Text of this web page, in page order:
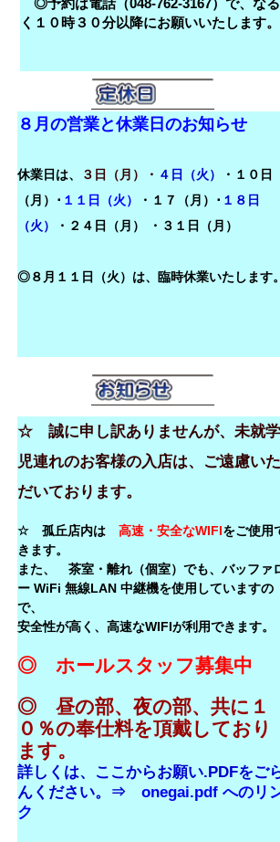
☆ 誠に申し訳ありませんが、未就学
児連れのお客様の入店は、ご遠慮いた
だいております。
☆ 孤丘店内は 高速・安全なWIFIをご使用
きます。
また、 茶室・離れ（個室）でも、バッファ
ー WiFi 無線LAN 中継機を使用していますの
で、
安全性が高く、高速なWIFIが利用できます。
◎ ホールスタッフ募集中
◎ 昼の部、夜の部、共に１
０％の奉仕料を頂戴しており
ます。
詳しくは、ここからお願い.PDFをご
んください。⇒ onegai.pdf へのリ
ク
８月の営業と休業日のお知らせ
休業日は、 ３日（月）・ ４日（火）
・１０日
（月）･ １１日（火） ・１７（月）･ １８日
（火）
・ ２４日（月） ・３１日（月）
◎８月１１日（火）は、臨時休業いたします。
◎予約は電話（048-762-3167）で、な
く１０時３０分以降にお願いいたします。